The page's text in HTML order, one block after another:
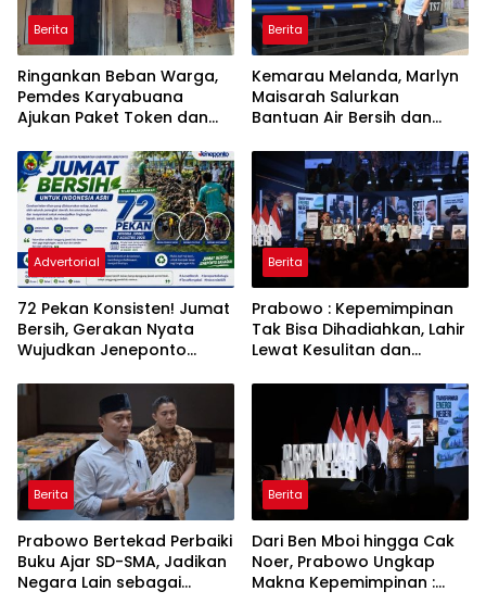
Berita
Ringankan Beban Warga,
Pemdes Karyabuana
Ajukan Paket Token dan
PLN
Berita
Kemarau Melanda, Marlyn
Maisarah Salurkan
Bantuan Air Bersih dan
Babakan Madang
Advertorial
72 Pekan Konsisten! Jumat
Bersih, Gerakan Nyata
Wujudkan Jeneponto
ASRI
Berita
Prabowo : Kepemimpinan
Tak Bisa Dihadiahkan, Lahir
Lewat Kesulitan dan
Berita
Prabowo Bertekad Perbaiki
Buku Ajar SD-SMA, Jadikan
Negara Lain sebagai
Berita
Dari Ben Mboi hingga Cak
Noer, Prabowo Ungkap
Makna Kepemimpinan :